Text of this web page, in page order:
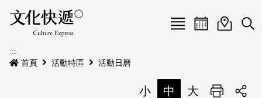
Menu
最新公告
活動日曆活動地圖
展
:::
首頁
活動特區 活動日曆
小 中 大 列印